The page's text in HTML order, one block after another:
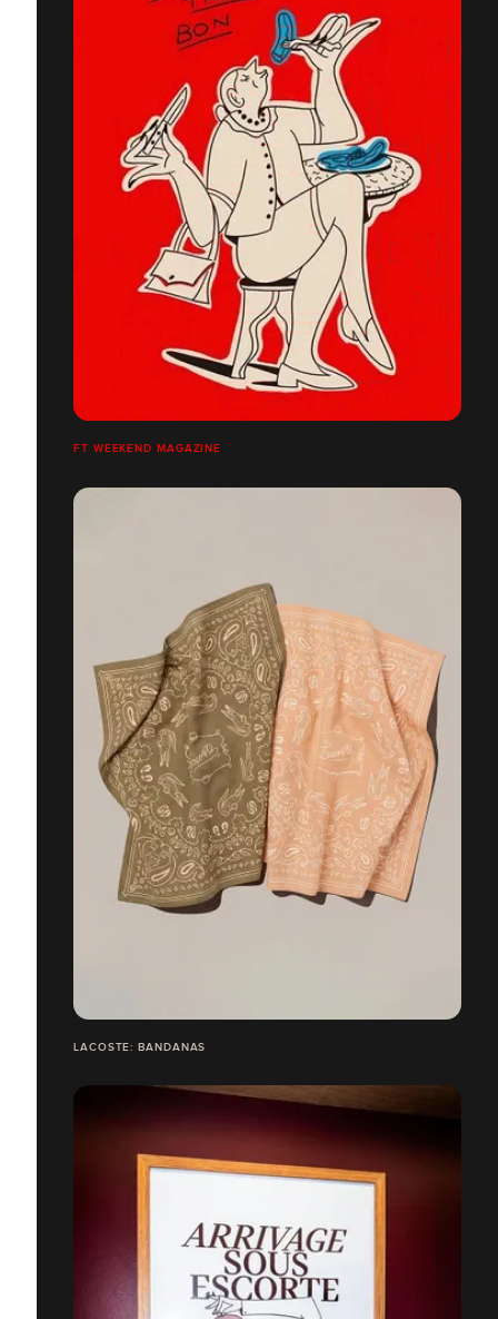
FT WEEKEND MAGAZINE
LACOSTE: BANDANAS